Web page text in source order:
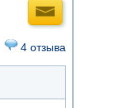
4 отзыва